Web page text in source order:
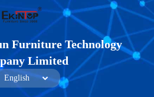
Furniture Technology
Limited